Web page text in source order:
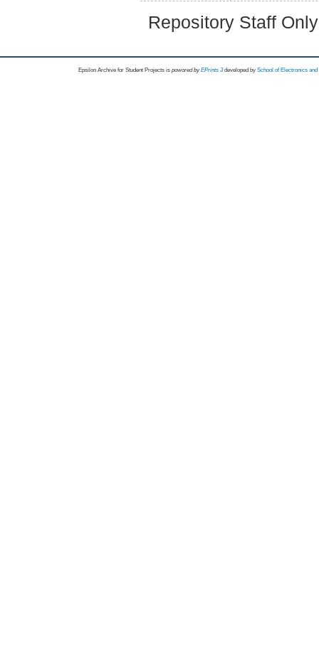
Repository Staff
Epsilon Archive for Student Projects is powored byEPrints 3 developed by School of Electronics